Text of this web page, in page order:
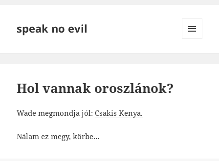
speak no evil
Hol vannak oroszlánok?
Wade megmondja jól:Csakis Kenya.
Nálam ez megy, körbe…